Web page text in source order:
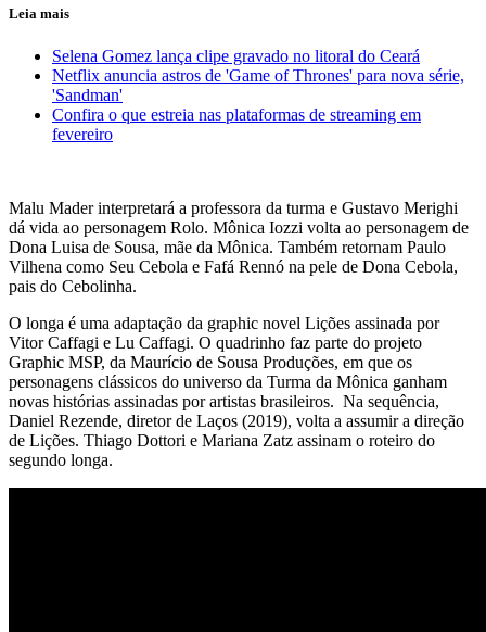
Leia mais
Selena Gomez lança clipe gravado no litoral do Ceará
Netflix anuncia astros de 'Game of Thrones' para nova série,
'Sandman'
Confira o que estreia nas plataformas de streaming em
fevereiro
Malu Mader interpretará a professora da turma e Gustavo Merighi
dá vida ao personagem Rolo. Mônica Iozzi volta ao personagem de
Dona Luisa de Sousa, mãe da Mônica. Também retornam Paulo
Vilhena como Seu Cebola e Fafá Rennó na pele de Dona Cebola,
pais do Cebolinha.
O longa é uma adaptação da graphic novel Lições assinada por
Vitor Caffagi e Lu Caffagi. O quadrinho faz parte do projeto
Graphic MSP, da Maurício de Sousa Produções, em que os
personagens clássicos do universo da Turma da Mônica ganham
novas histórias assinadas por artistas brasileiros. Na sequência,
Daniel Rezende, diretor de Laços (2019), volta a assumir a direção
de Lições. Thiago Dottori e Mariana Zatz assinam o roteiro do
segundo longa.